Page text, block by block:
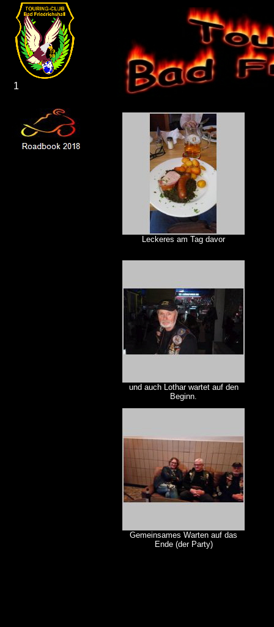
1
Leckeres am Tag davor
und auch Lothar wartet auf den
Beginn.
Gemeinsames Warten auf das
Ende (der Party)